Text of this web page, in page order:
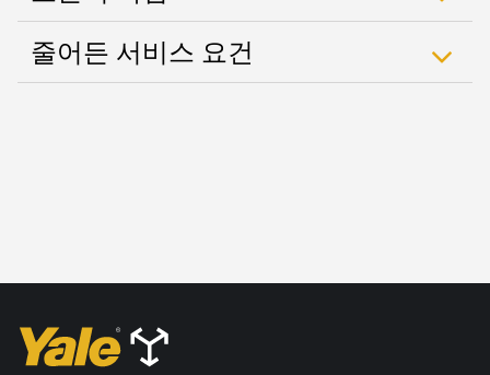
줄어든 서비스 요건